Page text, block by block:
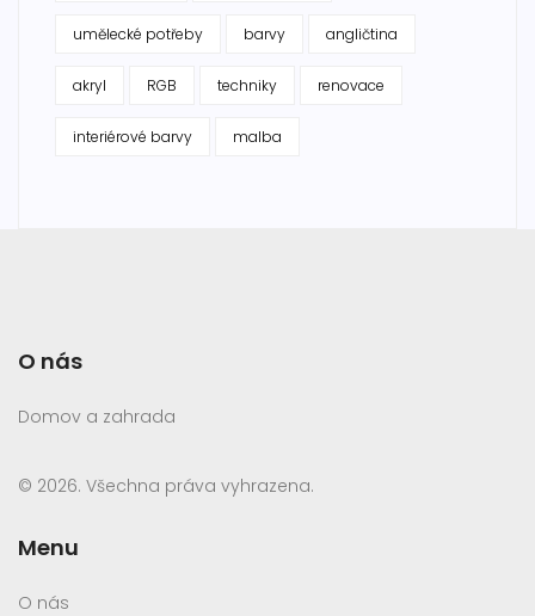
umělecké potřeby barvy angličtina
akryl RGB techniky renovace
interiérové barvy malba
O nás
Domov a zahrada
© 2026. Všechna práva vyhrazena.
Menu
O nás